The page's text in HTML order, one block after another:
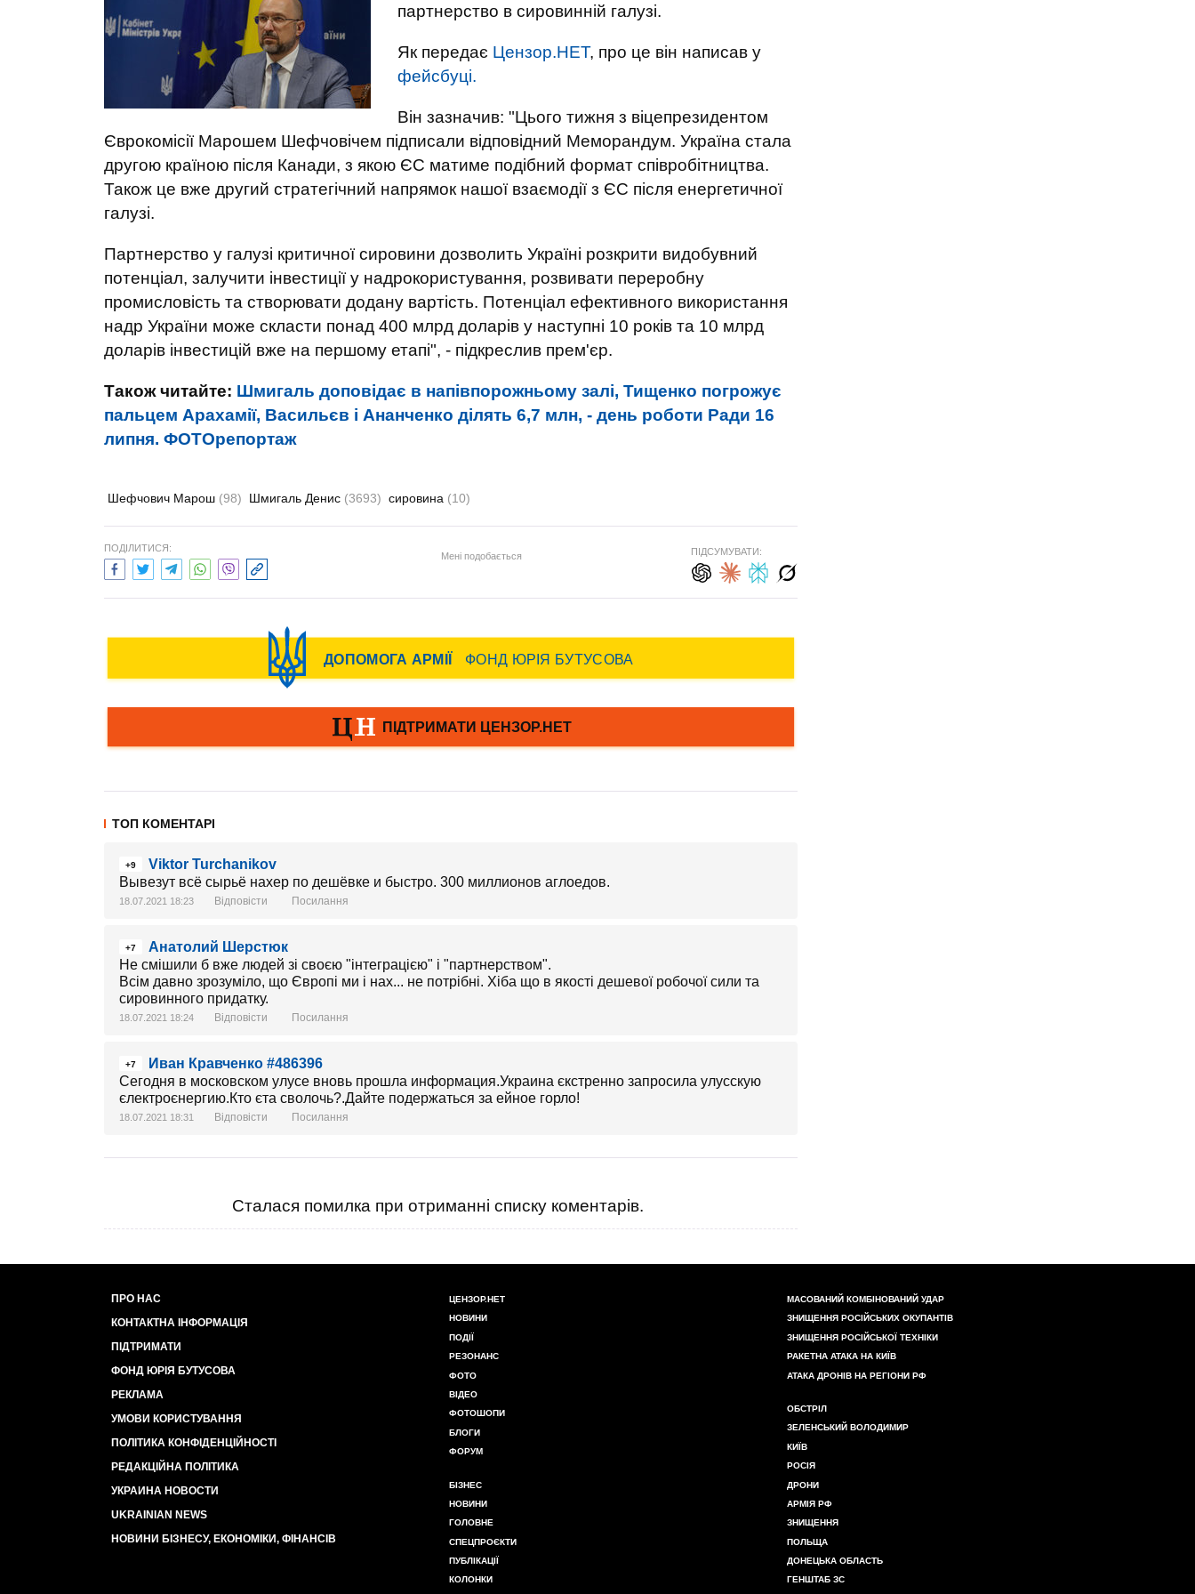
партнерство в сировинній галузі.
Як передає Цензор.НЕТ, про це він написав у
фейсбуці.
Він зазначив: "Цього тижня з віцепрезидентом
Єврокомісії Марошем Шефчовічем підписали відповідний Меморандум. Україна стала
другою країною після Канади, з якою ЄС матиме подібний формат співробітництва.
Також це вже другий стратегічний напрямок нашої взаємодії з ЄС після енергетичної
галузі.
Партнерство у галузі критичної сировини дозволить Україні розкрити видобувний
потенціал, залучити інвестиції у надрокористування, розвивати переробну
промисловість та створювати додану вартість. Потенціал ефективного використання
надр України може скласти понад 400 млрд доларів у наступні 10 років та 10 млрд
доларів інвестицій вже на першому етапі", - підкреслив прем'єр.
Також читайте: Шмигаль доповідає в напівпорожньому залі, Тищенко погрожує
пальцем Арахамії, Васильєв і Ананченко ділять 6,7 млн, - день роботи Ради 16
липня. ФОТОрепортаж
Шефчович Марош (98) Шмигаль Денис (3693) сировина (10)
ПОДІЛИТИСЯ:
Мені подобається ПІДСУМУВАТИ:
ТОП КОМЕНТАРІ
+9
Viktor Turchanikov
Вывезут всё сырьё нахер по дешёвке и быстро. 300 миллионов аглоедов.
18.07.2021 18:23 Відповісти Посилання
+7
Анатолий Шерстюк
Не смішили б вже людей зі своєю "інтеграцією" і "партнерством".
Всім давно зрозуміло, що Європі ми і нах... не потрібні. Хіба що в якості дешевої робочої сили та
сировинного придатку.
18.07.2021 18:24 Відповісти Посилання
+7
Иван Кравченко #486396
Сегодня в московском улусе вновь прошла информация.Украина єкстренно запросила улусскую
єлектроєнергию.Кто єта сволочь?.Дайте подержаться за ейное горло!
18.07.2021 18:31 Відповісти Посилання
Сталася помилка при отриманні списку коментарів.
ПРО НАС
КОНТАКТНА ІНФОРМАЦІЯ
ПІДТРИМАТИ
ФОНД ЮРІЯ БУТУСОВА
РЕКЛАМА
УМОВИ КОРИСТУВАННЯ
ПОЛІТИКА КОНФІДЕНЦІЙНОСТІ
РЕДАКЦІЙНА ПОЛІТИКА
УКРАИНА НОВОСТИ
UKRAINIAN NEWS
НОВИНИ БІЗНЕСУ, ЕКОНОМІКИ, ФІНАНСІВ
ЦЕНЗОР.НЕТ
НОВИНИ
ПОДІЇ
РЕЗОНАНС
ФОТО
ВІДЕО
ФОТОШОПИ
БЛОГИ
ФОРУМ
БІЗНЕС
НОВИНИ
ГОЛОВНЕ
СПЕЦПРОЄКТИ
ПУБЛІКАЦІЇ
КОЛОНКИ
МАСОВАНИЙ КОМБІНОВАНИЙ УДАР
ЗНИЩЕННЯ РОСІЙСЬКИХ ОКУПАНТІВ
ЗНИЩЕННЯ РОСІЙСЬКОЇ ТЕХНІКИ
РАКЕТНА АТАКА НА КИЇВ
АТАКА ДРОНІВ НА РЕГІОНИ РФ
ОБСТРІЛ
ЗЕЛЕНСЬКИЙ ВОЛОДИМИР
КИЇВ
РОСІЯ
ДРОНИ
АРМІЯ РФ
ЗНИЩЕННЯ
ПОЛЬЩА
ДОНЕЦЬКА ОБЛАСТЬ
ГЕНШТАБ ЗС